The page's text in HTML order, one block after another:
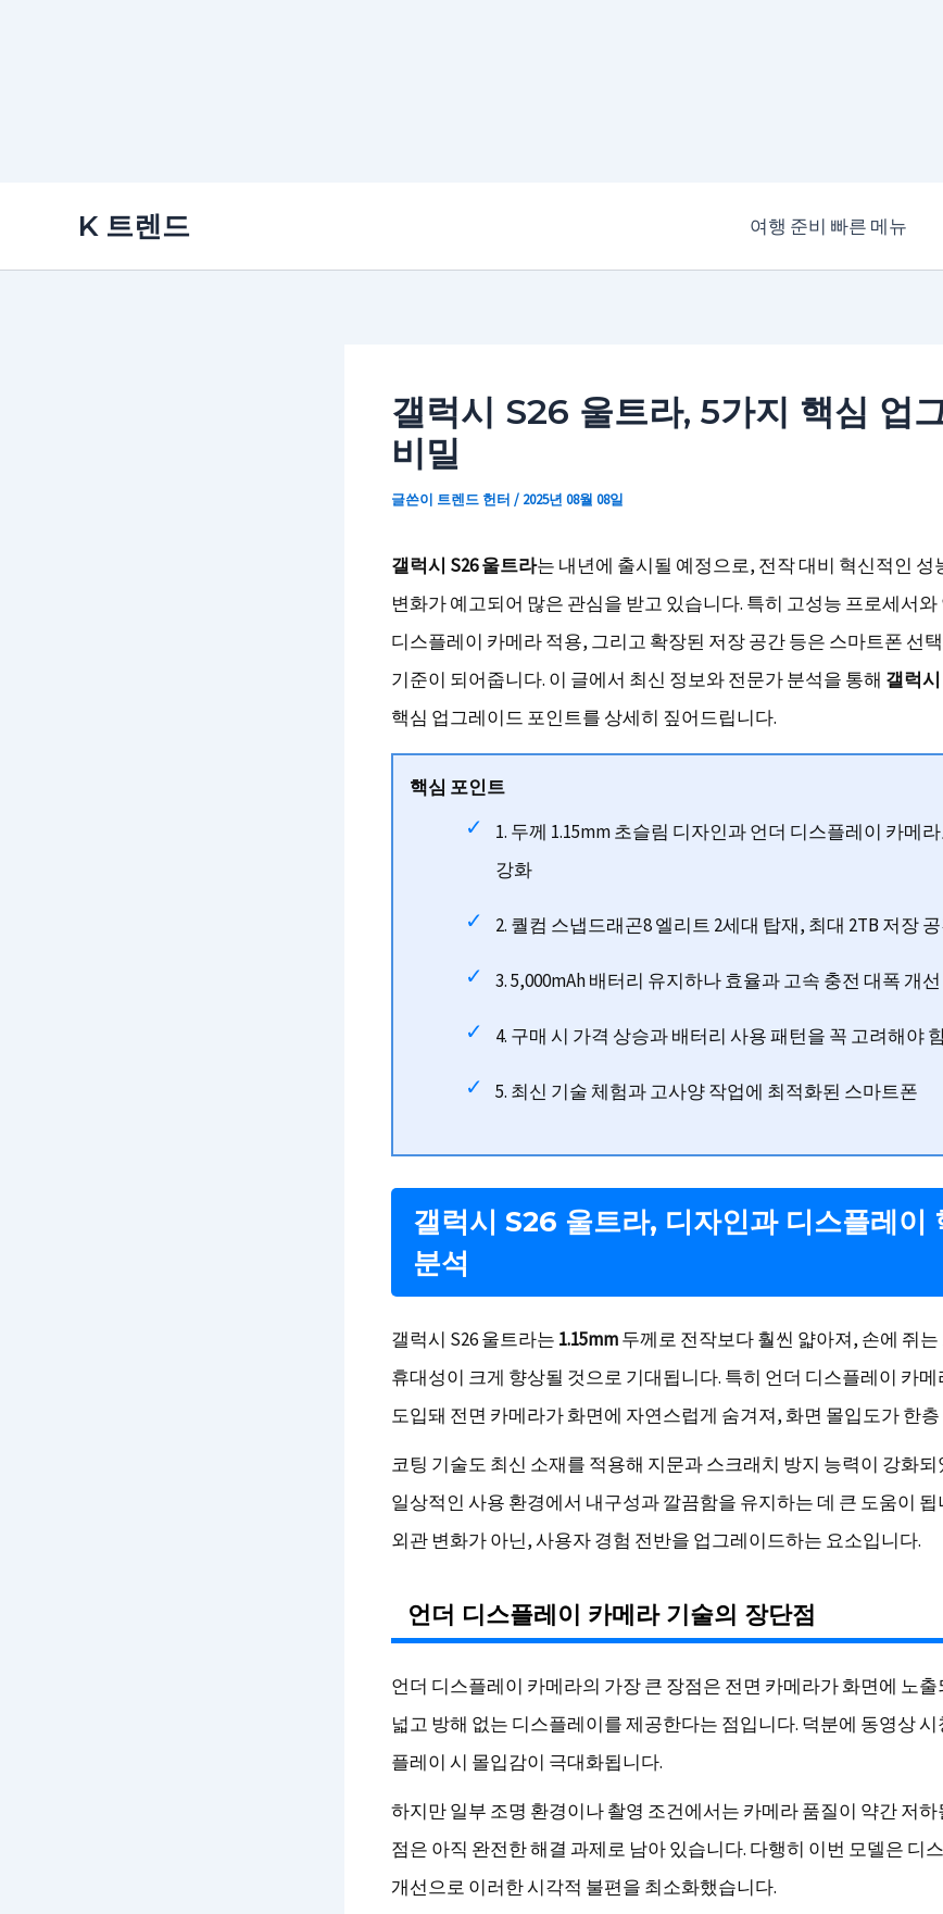
K 트렌드 여행 준비 빠른 메뉴
갤럭시 S26 울트라, 5가지 핵심 업
비밀
글쓴이 트렌드 헌터 / 2025년 08월 08일
갤럭시 S26 울트라는 내년에 출시될 예정으로, 전작 대비 혁신적인 성
변화가 예고되어 많은 관심을 받고 있습니다. 특히 고성능 프로세서와
디스플레이 카메라 적용, 그리고 확장된 저장 공간 등은 스마트폰 선
기준이 되어줍니다. 이 글에서 최신 정보와 전문가 분석을 통해 갤럭
핵심 업그레이드 포인트를 상세히 짚어드립니다.
핵심 포인트
1. 두께 1.15mm 초슬림 디자인과 언더 디스플레이 카메
강화
2. 퀄컴 스냅드래곤8 엘리트 2세대 탑재, 최대 2TB 저장
3. 5,000mAh 배터리 유지하나 효율과 고속 충전 대폭 개선
4. 구매 시 가격 상승과 배터리 사용 패턴을 꼭 고려해야
5. 최신 기술 체험과 고사양 작업에 최적화된 스마트폰
갤럭시 S26 울트라, 디자인과 디스플레이
분석
갤럭시 S26 울트라는 1.15mm두께로 전작보다 훨씬 얇아져, 손에 쥐는
휴대성이 크게 향상될 것으로 기대됩니다. 특히 언더 디스플레이 카메
도입돼 전면 카메라가 화면에 자연스럽게 숨겨져, 화면 몰입도가 한
코팅 기술도 최신 소재를 적용해 지문과 스크래치 방지 능력이 강화
일상적인 사용 환경에서 내구성과 깔끔함을 유지하는 데 큰 도움이 됩
외관 변화가 아닌, 사용자 경험 전반을 업그레이드하는 요소입니다.
언더 디스플레이 카메라 기술의 장단점
언더 디스플레이 카메라의 가장 큰 장점은 전면 카메라가 화면에 노출
넓고 방해 없는 디스플레이를 제공한다는 점입니다. 덕분에 동영상 시
플레이 시 몰입감이 극대화됩니다.
하지만 일부 조명 환경이나 촬영 조건에서는 카메라 품질이 약간 저하
점은 아직 완전한 해결 과제로 남아 있습니다. 다행히 이번 모델은 디
개선으로 이러한 시각적 불편을 최소화했습니다.